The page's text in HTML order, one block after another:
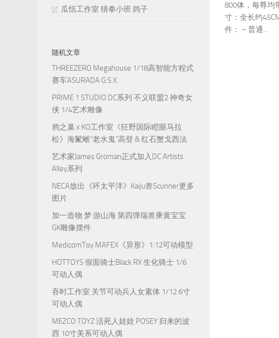
800体，每尊均
寸：全长约
件： – 普通...
瓜恬工作室 猜拳小班 鸽子
随机文章
THREEZERO Megahouse 1/18高智能方程式
赛车ASURADA G.S.X
PRIME 1 STUDIO DC系列 不义联盟2 神奇女
侠 1/4艺术雕像
鸦之巢 x KO工作室《狂野国际瞪眼马拉
松》海鬣蜥“老水鬼”高登 & 红石蟹戈西法
艺术家James Groman正式加入DC Artists
Alley系列
NECA放出《环太平洋》Kaiju兽Scunner更多
图片
加一造物 梦·游山海 第四弹瑞兽乘黄宝宝
GK雕像摆件
MedicomToy MAFEX《异形》1:12可动模型
HOTTOYS 假面骑士Black RX 生化骑士 1/6
可动人偶
吞时工作室 关节可动兵人女素体 1/12 6寸
可动人偶
MEZCO TOYZ 活死人娃娃 POSEY 归来的波
西 10寸美系可动人偶